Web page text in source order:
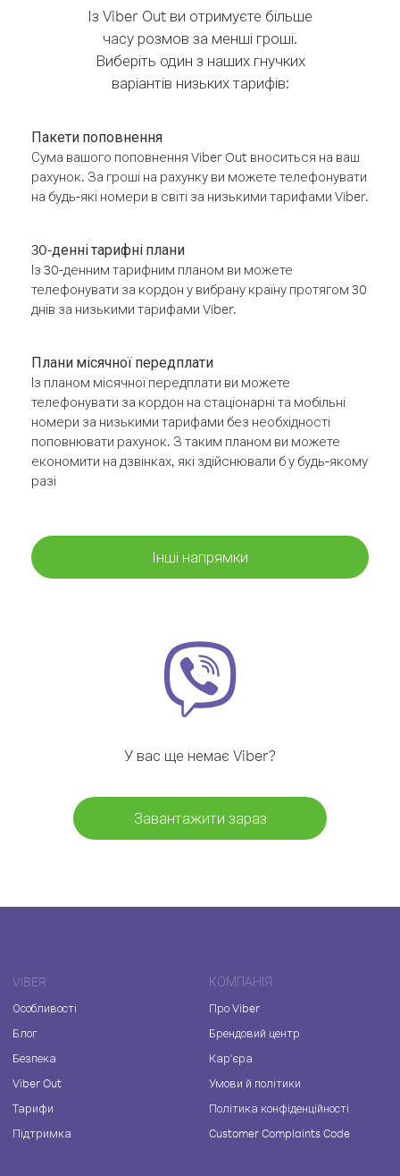
Із Viber Out ви отримуєте більше
часу розмов за менші гроші.
Виберіть один з наших гнучких
варіантів низьких тарифів:
Пакети поповнення
Сума вашого поповнення Viber Out вноситься на ваш
рахунок. За гроші на рахунку ви можете телефонувати
на будь-які номери в світі за низькими тарифами Viber.
30-денні тарифні плани
Із 30-денним тарифним планом ви можете
телефонувати за кордон у вибрану країну протягом 30
днів за низькими тарифами Viber.
Плани місячної передплати
Із планом місячної передплати ви можете
телефонувати за кордон на стаціонарні та мобільні
номери за низькими тарифами без необхідності
поповнювати рахунок. З таким планом ви можете
економити на дзвінках, які здійснювали б у будь-якому
разі
Інші напрямки
У вас ще немає Viber?
Завантажити зараз
VIBER
Особливості
Блог
Безпека
Viber Out
Тарифи
Підтримка
КОМПАНІЯ
Про Viber
Брендовий центр
Кар'єра
Умови й політики
Політика конфіденційності
Customer Complaints Code